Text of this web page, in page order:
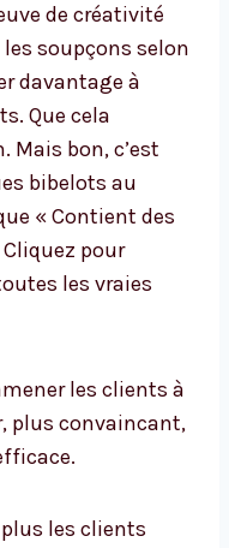
de créativité
soupçons selon
davantage à
Que cela
Mais bon, c’est
bibelots au
« Contient des
pour
les vraies
les clients à
plus convaincant,
les clients